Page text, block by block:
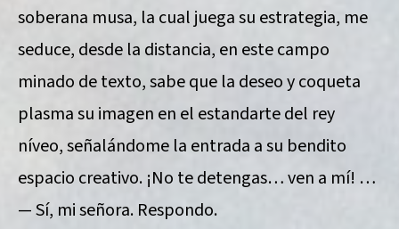
soberana musa, la cual juega su estrategia, me
seduce, desde la distancia, en este campo
minado de texto, sabe que la deseo y coqueta
plasma su imagen en el estandarte del rey
níveo, señalándome la entrada a su bendito
espacio creativo. ¡No te detengas… ven a mí! …
— Sí, mi señora. Respondo.